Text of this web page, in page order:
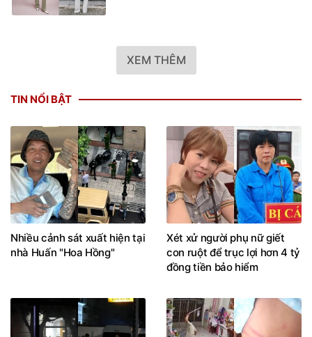
XEM THÊM
TIN NỔI BẬT
Nhiều cảnh sát xuất hiện tại
nhà Huấn "Hoa Hồng"
Xét xử người phụ nữ giết
con ruột để trục lợi hơn 4 tỷ
đồng tiền bảo hiểm